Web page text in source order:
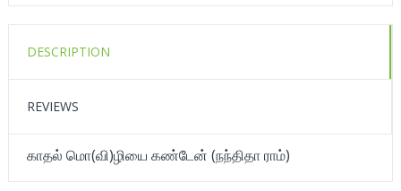
DESCRIPTION
REVIEWS
காதல் மொ(வி)ழியை கண்டேன் (நந்திதா ராம்)